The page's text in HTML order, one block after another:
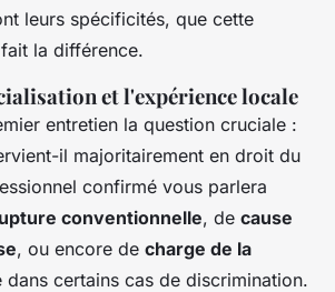
leurs spécificités, que cette
la différence.
et l'expérience locale
entretien la question cruciale :
il majoritairement en droit du
confirmé vous parlera
conventionnelle, de cause
, ou encore de charge de la
dans certains cas de discrimination.